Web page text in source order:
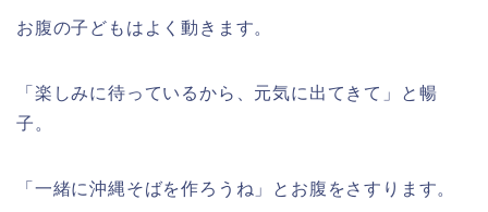
お腹の子どもはよく動きます。
「楽しみに待っているから、元気に出てきて」と暢
子。
「一緒に沖縄そばを作ろうね」とお腹をさすります。